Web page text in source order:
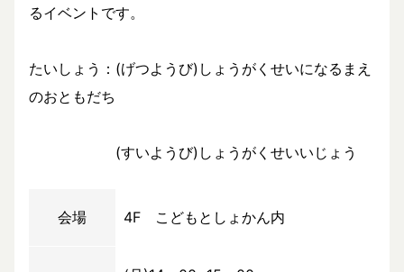
るイベントです。
たいしょう：(げつようび)しょうがくせいになるまえ
のおともだち
(すいようび)しょうがくせいいじょう
会場 4F こどもとしょかん内